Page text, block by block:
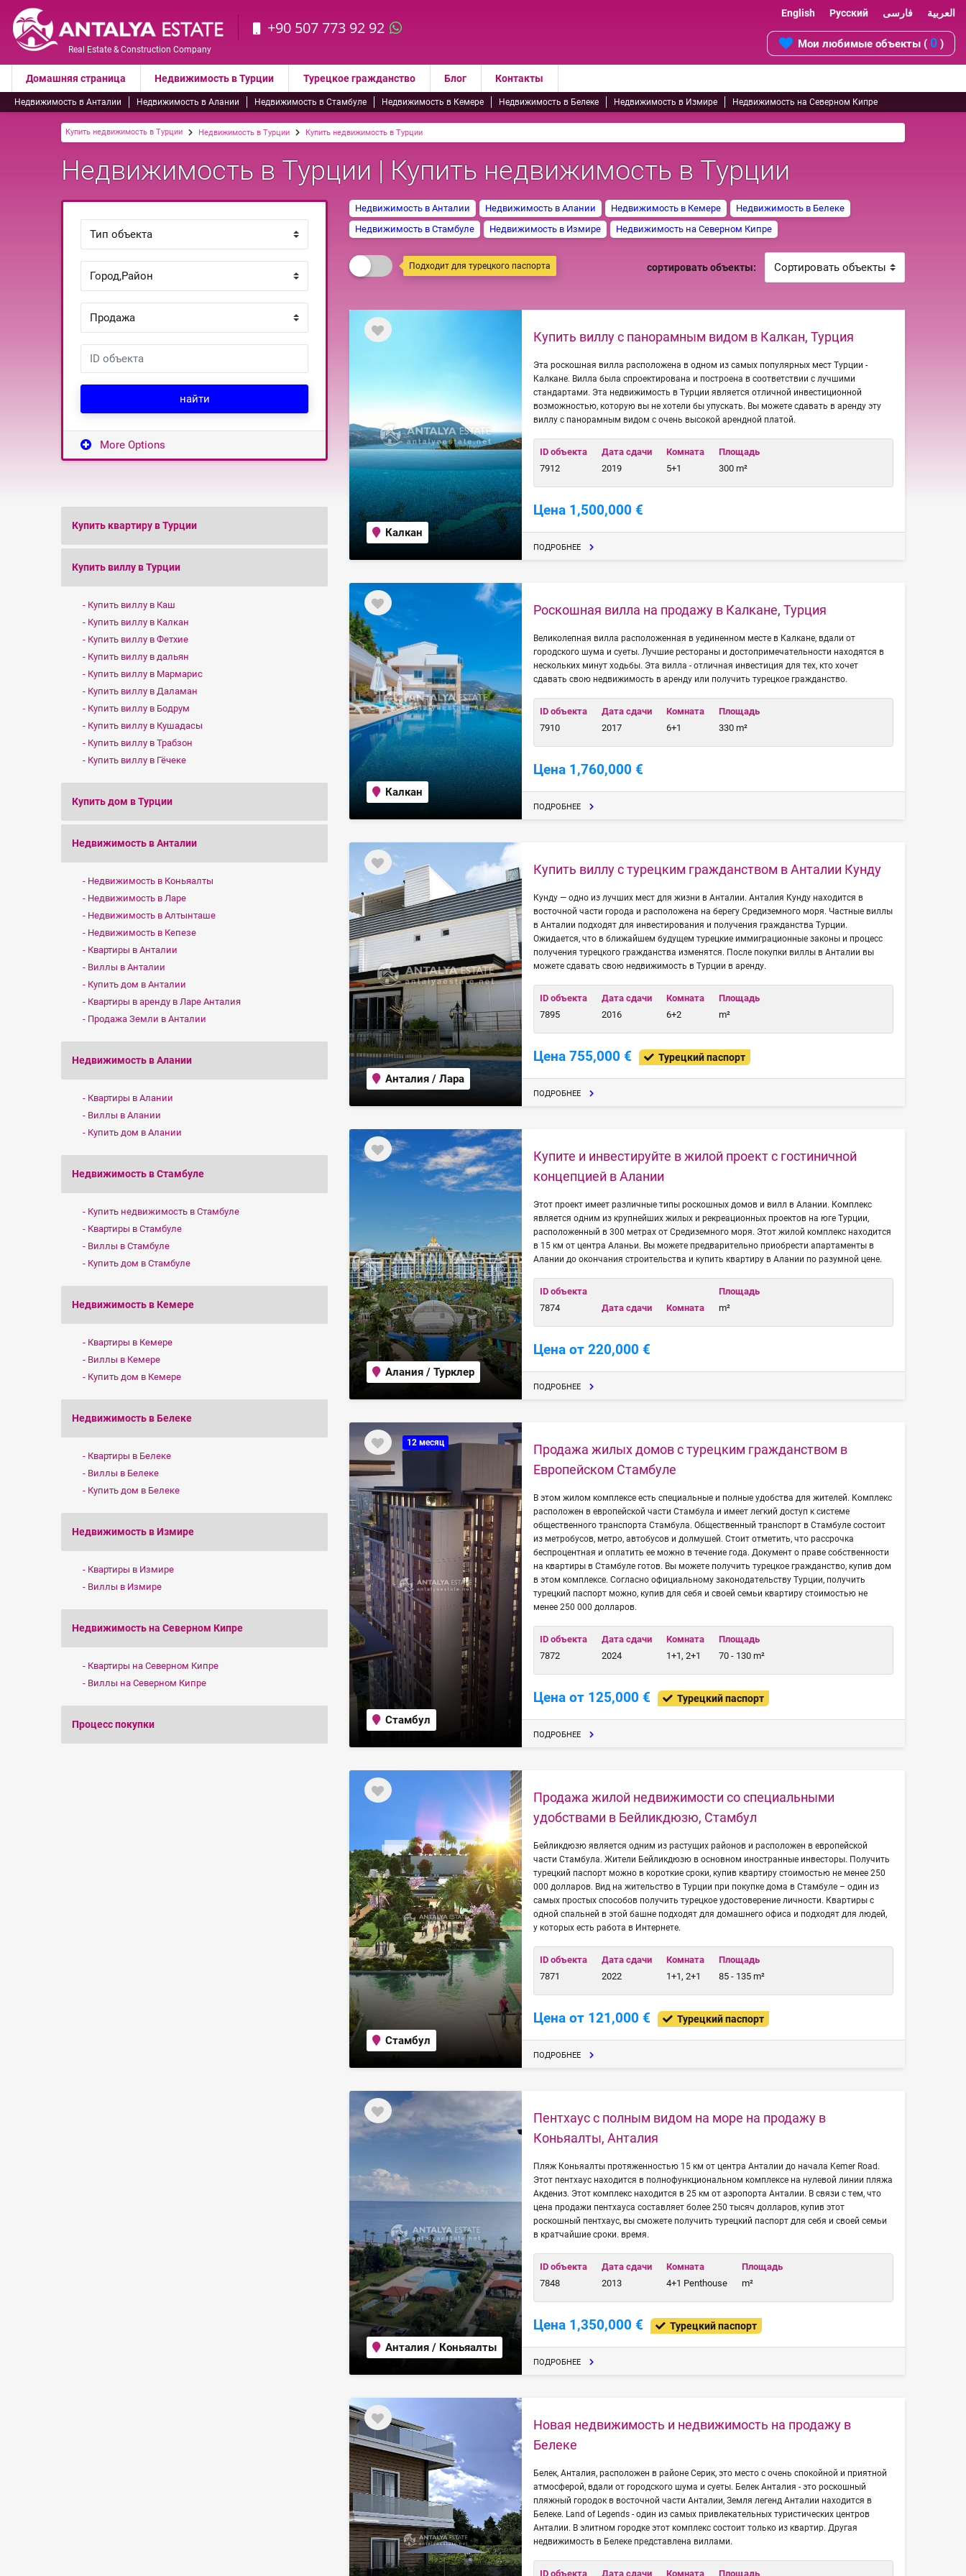
Real Estate & Construction Company
+90 507 773 92 92
English Русский فارسی العربية
Мои любимые объекты ( 0 )
Домашняя страница Недвижимость в Турции Турецкое гражданство Блог Контакты
Недвижимость в Анталии Недвижимость в Алании Недвижимость в Стамбуле Недвижимость в Кемере Недвижимость в Белеке Недвижимость в Измире Недвижимость на Северном Кипре
Купить недвижимость в Турции Недвижимость в Турции Купить недвижимость в Турции
Недвижимость в Турции | Купить недвижимость в Турции
найти
More Options
Купить квартиру в Турции
Купить виллу в Турции
Купить виллу в Каш
Купить виллу в Калкан
Купить виллу в Фетхие
Купить виллу в дальян
Купить виллу в Мармарис
Купить виллу в Даламан
Купить виллу в Бодрум
Купить виллу в Кушадасы
Купить виллу в Трабзон
Купить виллу в Гёчеке
Купить дом в Турции
Недвижимость в Анталии
Недвижимость в Коньяалты
Недвижимость в Ларе
Недвижимость в Алтынташе
Недвижимость в Кепезе
Квартиры в Анталии
Виллы в Анталии
Купить дом в Анталии
Квартиры в аренду в Ларе Анталия
Продажа Земли в Анталии
Недвижимость в Алании
Квартиры в Алании
Виллы в Алании
Купить дом в Алании
Недвижимость в Стамбуле
Купить недвижимость в Стамбуле
Квартиры в Стамбуле
Виллы в Стамбуле
Купить дом в Стамбуле
Недвижимость в Кемере
Квартиры в Кемере
Виллы в Кемере
Купить дом в Кемере
Недвижимость в Белеке
Квартиры в Белеке
Виллы в Белеке
Купить дом в Белеке
Недвижимость в Измире
Квартиры в Измире
Виллы в Измире
Недвижимость на Северном Кипре
Квартиры на Северном Кипре
Виллы на Северном Кипре
Процесс покупки
Недвижимость в Анталии Недвижимость в Алании Недвижимость в Кемере
Недвижимость в Белеке
Недвижимость в Стамбуле
Недвижимость в Измире Недвижимость на Северном Кипре
Подходит для турецкого паспорта сортировать объекты:
Купить виллу с панорамным видом в Калкан, Турция
Калкан
Эта роскошная вилла расположена в одном из самых популярных мест Турции -
Калкане. Вилла была спроектирована и построена в соответствии с лучшими
стандартами. Эта недвижимость в Турции является отличной инвестиционной
возможностью, которую вы не хотели бы упускать. Вы можете сдавать в аренду эту
виллу с панорамным видом с очень высокой арендной платой.
ID объекта
7912
Дата сдачи
2019
Комната
5+1
Площадь
300 m²
Цена 1,500,000 €
ПОДРОБНЕЕ
Роскошная вилла на продажу в Калкане, Турция
Калкан
Великолепная вилла расположенная в уединенном месте в Калкане, вдали от
городского шума и суеты. Лучшие рестораны и достопримечательности находятся в
нескольких минут ходьбы. Эта вилла - отличная инвестиция для тех, кто хочет
сдавать свою недвижимость в аренду или получить турецкое гражданство.
ID объекта
7910
Дата сдачи
2017
Комната
6+1
Площадь
330 m²
Цена 1,760,000 €
ПОДРОБНЕЕ
Купить виллу с турецким гражданством в Анталии Кунду
Анталия / Лара
Кунду — одно из лучших мест для жизни в Анталии. Анталия Кунду находится в
восточной части города и расположена на берегу Средиземного моря. Частные виллы
в Анталии подходят для инвестирования и получения гражданства Турции.
Ожидается, что в ближайшем будущем турецкие иммиграционные законы и процесс
получения турецкого гражданства изменятся. После покупки виллы в Анталии вы
можете сдавать свою недвижимость в Турции в аренду.
ID объекта
7895
Дата сдачи
2016
Комната
6+2
Площадь
m²
Цена 755,000 € Турецкий паспорт
ПОДРОБНЕЕ
Купите и инвестируйте в жилой проект с гостиничной
концепцией в Алании
Алания / Турклер
Этот проект имеет различные типы роскошных домов и вилл в Алании. Комплекс
является одним из крупнейших жилых и рекреационных проектов на юге Турции,
расположенный в 300 метрах от Средиземного моря. Этот жилой комплекс находится
в 15 км от центра Аланьи. Вы можете предварительно приобрести апартаменты в
Алании до окончания строительства и купить квартиру в Алании по разумной цене.
ID объекта
7874
Дата сдачи Комната
Площадь
m²
Цена от 220,000 €
ПОДРОБНЕЕ
12 месяц
Продажа жилых домов с турецким гражданством в
Европейском Стамбуле
Стамбул
В этом жилом комплексе есть специальные и полные удобства для жителей. Комплекс
расположен в европейской части Стамбула и имеет легкий доступ к системе
общественного транспорта Стамбула. Общественный транспорт в Стамбуле состоит
из метробусов, метро, автобусов и долмушей. Стоит отметить, что рассрочка
беспроцентная и оплатить ее можно в течение года. Документ о праве собственности
на квартиры в Стамбуле готов. Вы можете получить турецкое гражданство, купив дом
в этом комплексе. Согласно официальному законодательству Турции, получить
турецкий паспорт можно, купив для себя и своей семьи квартиру стоимостью не
менее 250 000 долларов.
ID объекта
7872
Дата сдачи
2024
Комната
1+1, 2+1
Площадь
70 - 130 m²
Цена от 125,000 € Турецкий паспорт
ПОДРОБНЕЕ
Продажа жилой недвижимости со специальными
удобствами в Бейликдюзю, Стамбул
Стамбул
Бейликдюзю является одним из растущих районов и расположен в европейской
части Стамбула. Жители Бейликдюзю в основном иностранные инвесторы. Получить
турецкий паспорт можно в короткие сроки, купив квартиру стоимостью не менее 250
000 долларов. Вид на жительство в Турции при покупке дома в Стамбуле – один из
самых простых способов получить турецкое удостоверение личности. Квартиры с
одной спальней в этой башне подходят для домашнего офиса и подходят для людей,
у которых есть работа в Интернете.
ID объекта
7871
Дата сдачи
2022
Комната
1+1, 2+1
Площадь
85 - 135 m²
Цена от 121,000 € Турецкий паспорт
ПОДРОБНЕЕ
Пентхаус с полным видом на море на продажу в
Коньяалты, Анталия
Анталия / Коньяалты
Пляж Коньяалты протяженностью 15 км от центра Анталии до начала Kemer Road.
Этот пентхаус находится в полнофункциональном комплексе на нулевой линии пляжа
Акдениз. Этот комплекс находится в 25 км от аэропорта Анталии. В связи с тем, что
цена продажи пентхауса составляет более 250 тысяч долларов, купив этот
роскошный пентхаус, вы сможете получить турецкий паспорт для себя и своей семьи
в кратчайшие сроки. время.
ID объекта
7848
Дата сдачи
2013
Комната
4+1 Penthouse
Площадь
m²
Цена 1,350,000 € Турецкий паспорт
ПОДРОБНЕЕ
Новая недвижимость и недвижимость на продажу в
Белеке
Белек, Анталия, расположен в районе Серик, это место с очень спокойной и приятной
атмосферой, вдали от городского шума и суеты. Белек Анталия - это роскошный
пляжный городок в восточной части Анталии, Земля легенд Анталии находится в
Белеке. Land of Legends - один из самых привлекательных туристических центров
Анталии. В элитном городке этот комплекс состоит только из квартир. Другая
недвижимость в Белеке представлена виллами.
ID объекта Дата сдачи Комната Площадь